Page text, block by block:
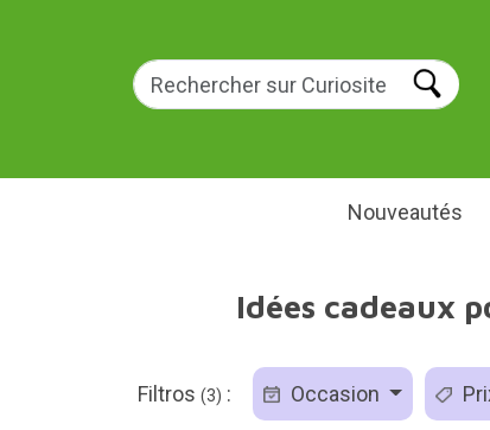
Nouveautés
Idées cadeaux
Filtros (3) : Occasion